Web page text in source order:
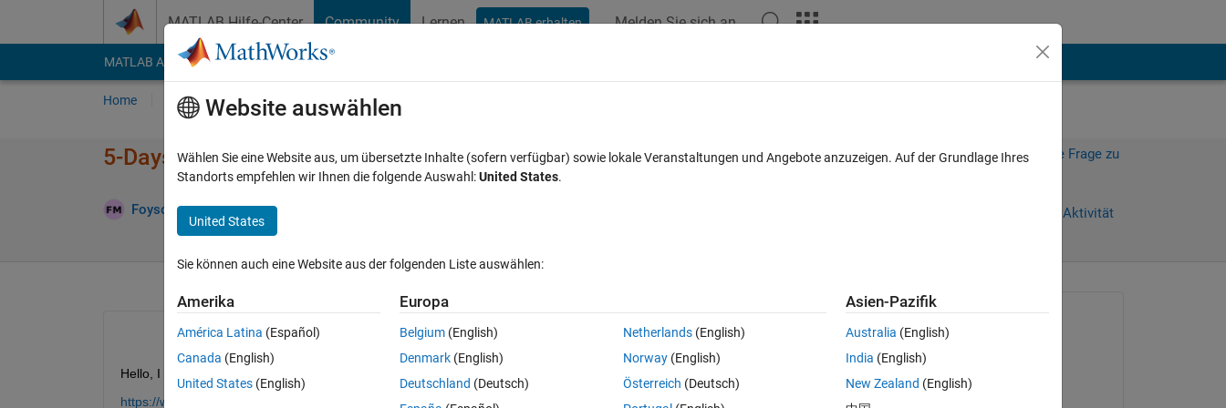
MATLAB Hilfe-Center Community Lernen MATLAB erhalten Melden Sie sich an
MATLAB Answers File Exchange Cody
Home Fragen Antworten Durchsuchen
5-Days Lead forecasting with LSTM
Foysol Mahmud 4 Jan. 2021
Melden Sie sich an, um diese Frage zu
Anmelden, um Aktivität
0 Stimmen
Hello, I have worked on a problem and used LSTM explained following.
https://www.mathworks.com/help/deeplearning/ug/time-series-forecasting-using-deep-learning.html?s_tid=answers_rc2-
Foysol Mahmud
am 4 Jan. 2021
Website auswählen
Wählen Sie eine Website aus, um übersetzte Inhalte (sofern verfügbar) sowie lokale Veranstaltungen und Angebote anzuzeigen. Auf der Grundlage Ihres
Standorts empfehlen wir Ihnen die folgende Auswahl:United States.
United States
Sie können auch eine Website aus der folgenden Liste auswählen:
Amerika
América Latina (Español)
Canada (English)
United States (English)
Europa
Belgium (English)
Denmark (English)
Deutschland (Deutsch)
Netherlands(English)
Norway(English)
Österreich (Deutsch)
Asien-Pazifik
Australia (English)
India (English)
New Zealand (English)